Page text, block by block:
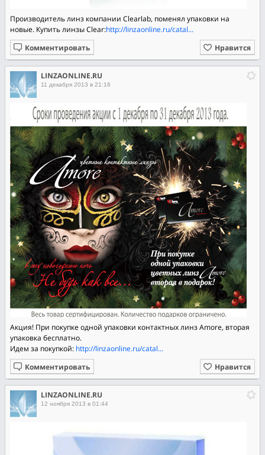
Производитель линз компании Clearlab, поменял упаковки на
новые. Купить линзы Clear:http://linzaonline.ru/catal...
Нравится
Комментировать
LINZAONLINE.RU
11 декабря 2013 в 21:16
Акция! При покупке одной упаковки контактных линз Amore, вторая
упаковка бесплатно.
Идем за покупкой: http://linzaonline.ru/catal...
Нравится
Комментировать
LINZAONLINE.RU
12 ноября 2013 в 01:44